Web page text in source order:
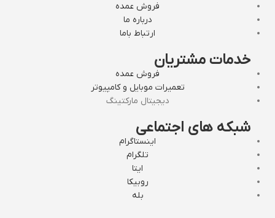
فروش عمده
درباره ما
ارتباط باما
خدمات مشتریان
فروش عمده
تعمیرات موبایل و کامپیوتر
دیجیتال مارکتینگ
شبکه های اجتماعی
اینستاگرام
تلگرام
ایتا
روبیکا
بله